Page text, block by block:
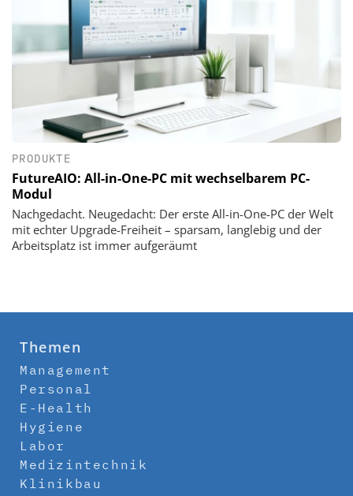
PRODUKTE
FutureAIO: All-in-One-PC mit wechselbarem PC-
Modul
Nachgedacht. Neugedacht: Der erste All-in-One-PC der Welt
mit echter Upgrade-Freiheit – sparsam, langlebig und der
Arbeitsplatz ist immer aufgeräumt
Themen
Management
Personal
E-Health
Hygiene
Labor
Medizintechnik
Klinikbau